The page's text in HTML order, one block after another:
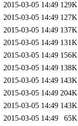
2015-03-05 14:49 129K
2015-03-05 14:49 127K
2015-03-05 14:49 137K
2015-03-05 14:49 131K
2015-03-05 14:49 156K
2015-03-05 14:49 138K
2015-03-05 14:49 143K
2015-03-05 14:49 204K
2015-03-05 14:49 143K
2015-03-05 14:49
65K